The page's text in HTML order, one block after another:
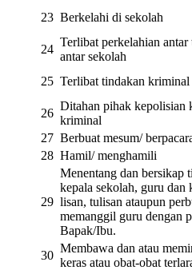
23 Berkelahi di sekolah
24
Terlibat perkelahian antar
antar sekolah
25 Terlibat tindakan kriminal
26
Ditahan pihak kepolisian
kriminal
27 Berbuat mesum/
28 Hamil/ menghamili
29
Menentang dan bersikap
kepala sekolah, guru dan
lisan, tulisan ataupun
memanggil guru dengan
Bapak/Ibu.
30
Membawa dan atau
keras atau obat-obat